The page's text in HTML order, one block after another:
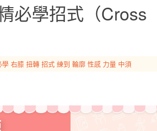
必學招式（Cross
學 右膝 扭轉 招式 練到 輪廓 性感 力量 中須